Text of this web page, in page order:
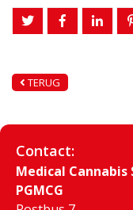
TERUG
Contact:
Medical
PGMCG